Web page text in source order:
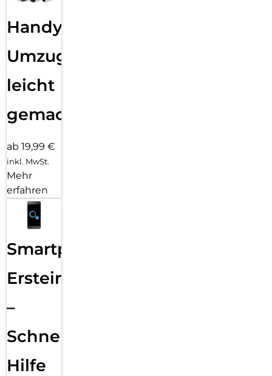
Handy
Umzug
leicht
gemacht!
ab 19,99 €
inkl. MwSt.
Mehr
erfahren
Smartphone
Ersteinrichtung
–
Schnelle
Hilfe